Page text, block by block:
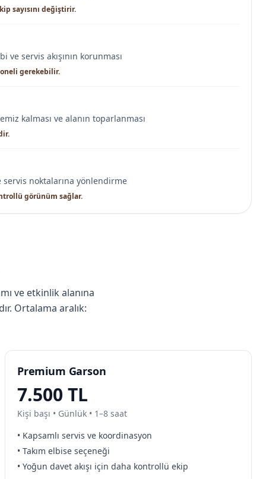
sayısını değiştirir.
servis akışının korunması
gerekebilir.
kalması ve alanın toparlanması
servis noktalarına yönlendirme
görünüm sağlar.
ve etkinlik alanına
Ortalama aralık:
Premium Garson
7.500 TL
Kişi başı • Günlük • 1–8 saat
• Kapsamlı servis ve koordinasyon
• Takım elbise seçeneği
• Yoğun davet akışı için daha kontrollü ekip